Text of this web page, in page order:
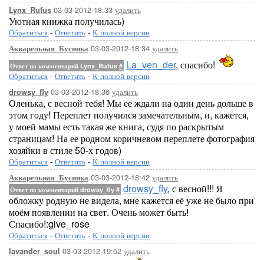
Lynx_Rufus 03-03-2012-18:33 удалить
Уютная книжка получилась)
Обратиться - Ответить - К полной версии
Акварельная_Бусинка 03-03-2012-18:34 удалить
Ответ на комментарий Lynx_Rufus # La_ven_der, спасибо!
Обратиться - Ответить - К полной версии
drowsy_fly 03-03-2012-18:36 удалить
Оленька, с весной тебя! Мы ее ждали на один день дольше в
этом году! Переплет получился замечательным, и, кажется,
у моей мамы есть такая же книга, судя по раскрытым
страницам! На ее родном коричневом переплете фотография
хозяйки в стиле 50-х годов)
Обратиться - Ответить - К полной версии
Акварельная_Бусинка 03-03-2012-18:42 удалить
Ответ на комментарий drowsy_fly # drowsy_fly, с весной!!! Я
обложку родную не видела, мне кажется её уже не было при
моём появлении на свет. Очень может быть!
Спасибо!:give_rose
Обратиться - Ответить - К полной версии
lavander_soul 03-03-2012-19:52 удалить